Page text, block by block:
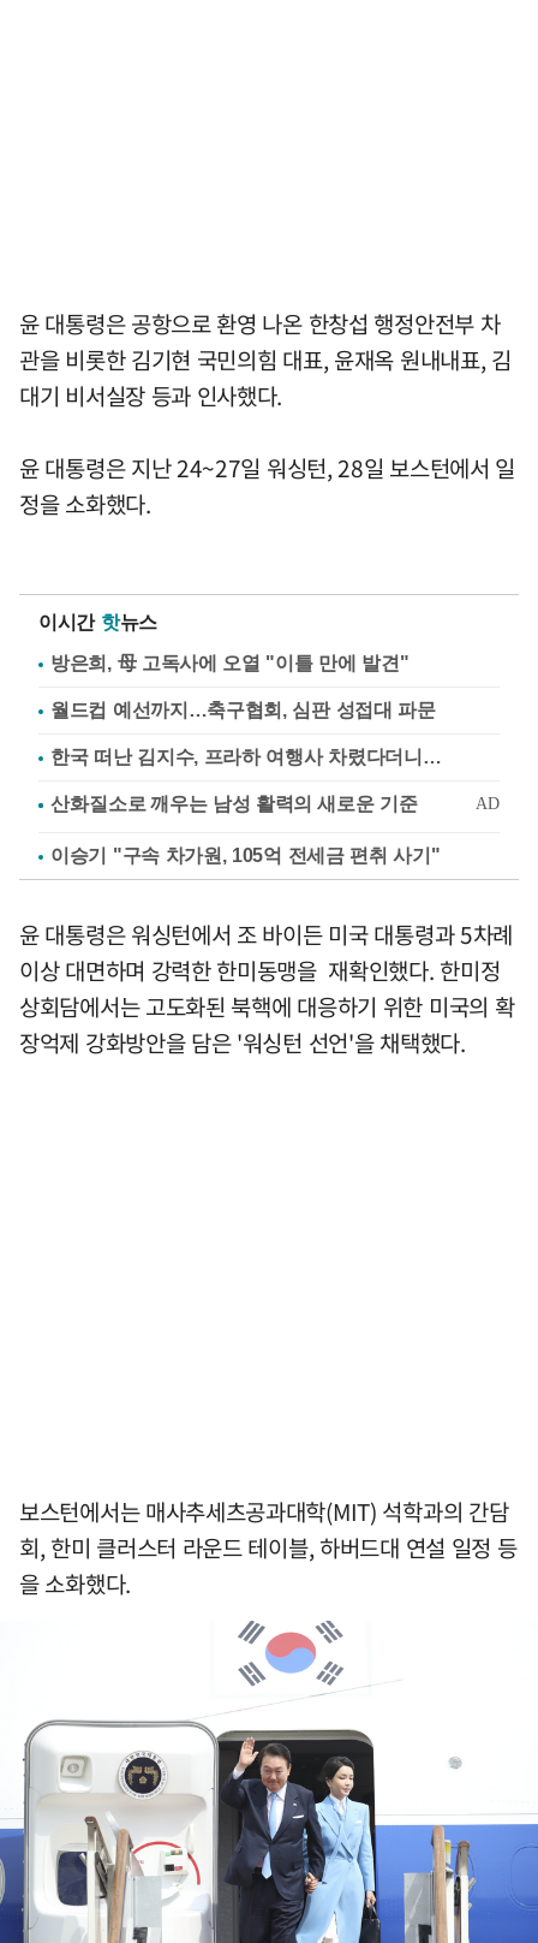
윤 대통령은 공항으로 환영 나온 한창섭 행정안전부 차
관을 비롯한 김기현 국민의힘 대표, 윤재옥 원내내표, 김
대기 비서실장 등과 인사했다.
윤 대통령은 지난 24~27일 워싱턴, 28일 보스턴에서 일
정을 소화했다.
이시간 핫뉴스
방은희, 母 고독사에 오열 "이틀 만에 발견"
월드컵 예선까지…축구협회, 심판 성접대 파문
한국 떠난 김지수, 프라하 여행사 차렸다더니…
이승기 "구속 차가원, 105억 전세금 편취 사기"
윤 대통령은 워싱턴에서 조 바이든 미국 대통령과 5차례
이상 대면하며 강력한 한미동맹을 재확인했다. 한미정
상회담에서는 고도화된 북핵에 대응하기 위한 미국의 확
장억제 강화방안을 담은 '워싱턴 선언'을 채택했다.
보스턴에서는 매사추세츠공과대학(MIT) 석학과의 간담
회, 한미 클러스터 라운드 테이블, 하버드대 연설 일정 등
을 소화했다.